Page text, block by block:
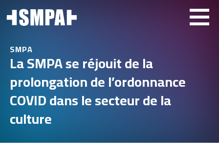
SMPA
La SMPA se réjouit de la
prolongation de l’ordonnance
COVID dans le secteur de la
culture